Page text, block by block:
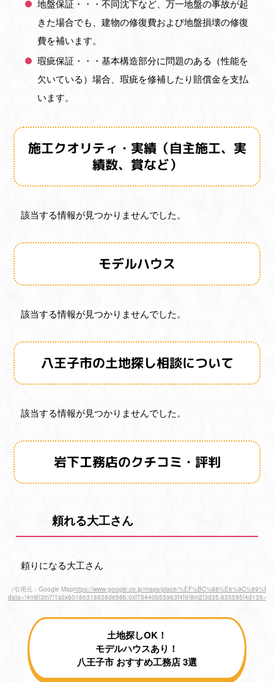
地盤保証・・・不同沈下など、万一地盤の事故が起
きた場合でも、建物の修復費および地盤損壊の修復
費を補います。
瑕疵保証・・・基本構造部分に問題のある（性能を
欠いている）場合、瑕疵を修補したり賠償金を支払
います。
施工クオリティ・実績（自主施工、実
績数、賞など）
該当する情報が見つかりませんでした。
モデルハウス
該当する情報が見つかりませんでした。
八王子市の土地探し相談について
該当する情報が見つかりませんでした。
岩下工務店のクチコミ・評判
頼れる大工さん
頼りになる大工さん
（引用元：Google Maphttps://www.google.co.jp/maps/place/
土地探しOK！
モデルハウスあり！
八王子市 おすすめ工務店 3選